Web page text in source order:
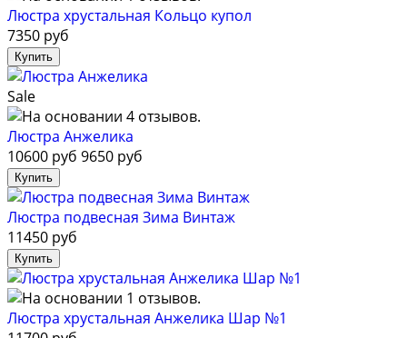
Люстра хрустальная Кольцо купол
7350 руб
Sale
Люстра Анжелика
10600 руб 9650 руб
Люстра подвесная Зима Винтаж
11450 руб
Люстра хрустальная Анжелика Шар №1